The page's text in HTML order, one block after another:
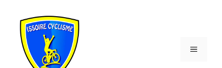
contenu
MENU